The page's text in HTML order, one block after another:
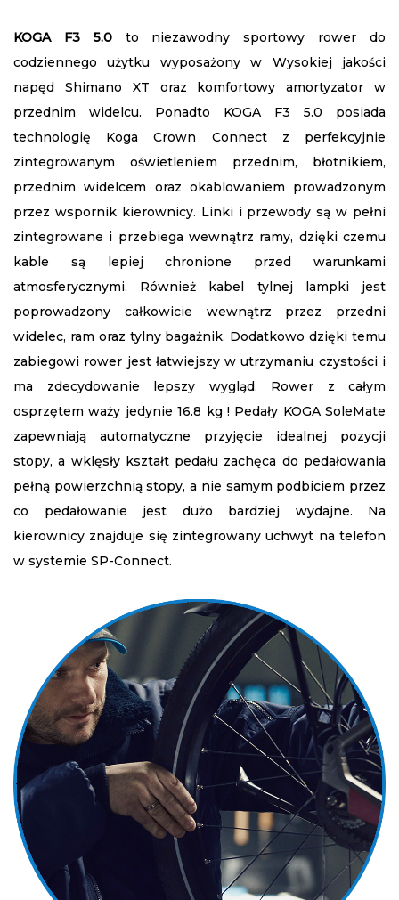
KOGA F3 5.0 to
niezawodny sportowy rower do
codziennego użytku wyposażony w Wysokiej jakości
napęd Shimano XT oraz komfortowy amortyzator w
przednim widelcu. Ponadto KOGA F3 5.0 posiada
technologię Koga Crown Connect z perfekcyjnie
zintegrowanym oświetleniem przednim, błotnikiem,
przednim widelcem oraz okablowaniem prowadzonym
przez wspornik kierownicy. Linki i przewody są w pełni
zintegrowane i przebiega wewnątrz ramy, dzięki czemu
kable są lepiej chronione przed warunkami
atmosferycznymi. Również kabel tylnej lampki jest
poprowadzony całkowicie wewnątrz przez przedni
widelec, ram oraz tylny bagażnik. Dodatkowo dzięki temu
zabiegowi rower jest łatwiejszy w utrzymaniu czystości i
ma zdecydowanie lepszy wygląd. Rower z całym
osprzętem waży jedynie 16.8 kg ! Pedały KOGA SoleMate
zapewniają automatyczne przyjęcie idealnej pozycji
stopy, a wklęsły kształt pedału zachęca do pedałowania
pełną powierzchnią stopy, a nie samym podbiciem przez
co pedałowanie jest dużo bardziej wydajne. Na
kierownicy znajduje się zintegrowany uchwyt na telefon
w systemie SP-Connect.